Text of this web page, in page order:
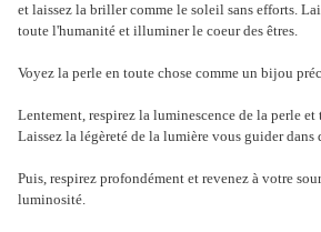
et laissez la briller comme le soleil sans efforts.
toute l'humanité et illuminer le coeur des êtres.
Voyez la perle en toute chose comme un bijou
Lentement, respirez la luminescence de la perle et
Laissez la légèreté de la lumière vous guider dans
Puis, respirez profondément et revenez à votre
luminosité.